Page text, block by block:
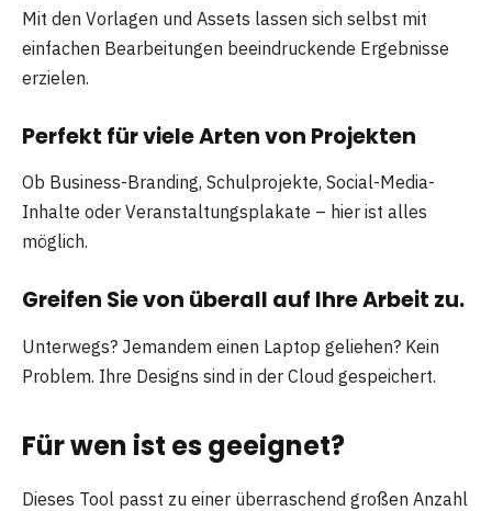
Mit den Vorlagen und Assets lassen sich selbst mit
einfachen Bearbeitungen beeindruckende Ergebnisse
erzielen.
Perfekt für viele Arten von Projekten
Ob Business-Branding, Schulprojekte, Social-Media-
Inhalte oder Veranstaltungsplakate – hier ist alles
möglich.
Greifen Sie von überall auf Ihre Arbeit zu.
Unterwegs? Jemandem einen Laptop geliehen? Kein
Problem. Ihre Designs sind in der Cloud gespeichert.
Für wen ist es geeignet?
Dieses Tool passt zu einer überraschend großen Anzahl